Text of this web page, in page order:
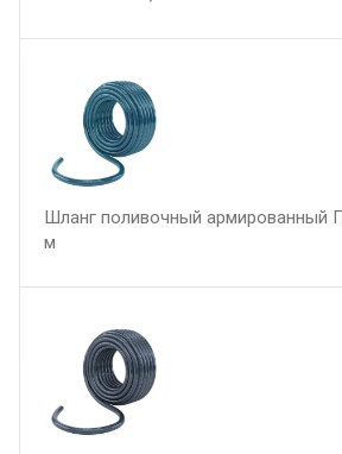
Шланг поливочный армированный
м